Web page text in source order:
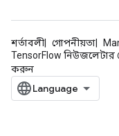
শর্তাবলী গোপনীয়তা
TensorFlow
করুন